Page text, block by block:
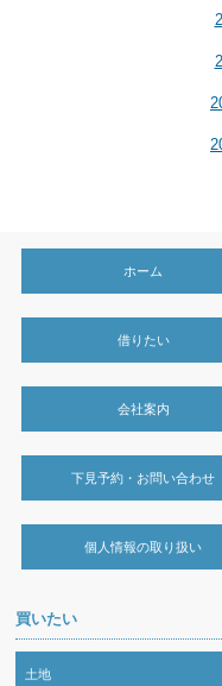
ホーム
借りたい
会社案内
下見予約・お問い合わせ
個人情報の取り扱い
買いたい
土地